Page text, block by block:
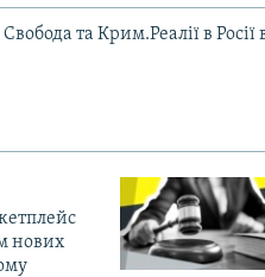
Свобода та Крим.Реалії в
нових